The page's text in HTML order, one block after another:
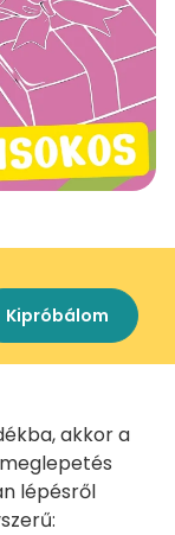
Kipróbálom
akkor a
lépésről